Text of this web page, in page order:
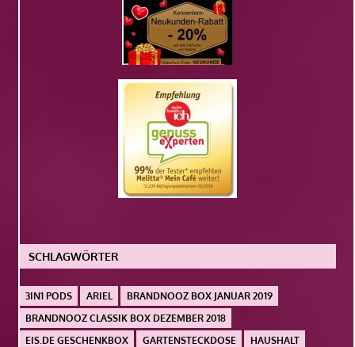
SCHLAGWÖRTER
3IN1 PODS ARIEL
BRANDNOOZ BOX JANUAR 2019
BRANDNOOZ CLASSIK BOX DEZEMBER 2018
EIS.DE GESCHENKBOX
GARTENSTECKDOSE HAUSHALT